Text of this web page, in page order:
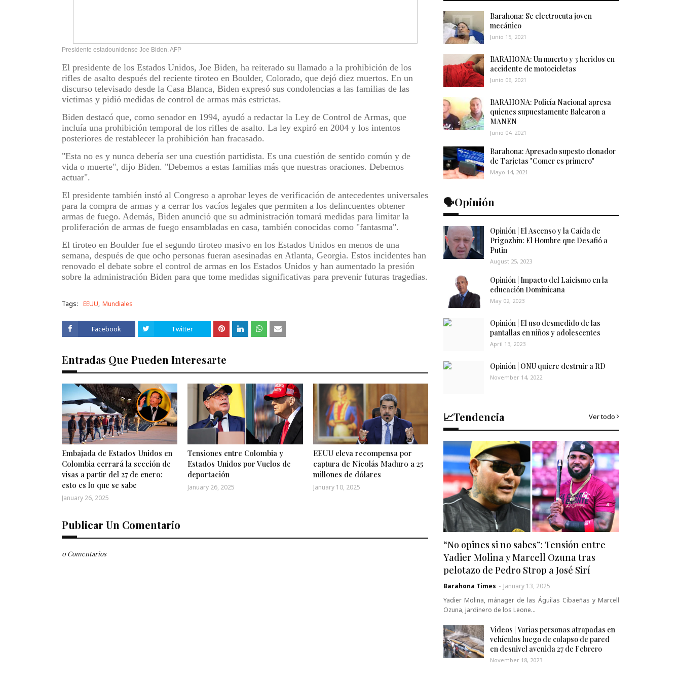
Presidente estadounidense Joe Biden. AFP
El presidente de los Estados Unidos, Joe Biden, ha reiterado su llamado a la prohibición de los
rifles de asalto después del reciente tiroteo en Boulder, Colorado, que dejó diez muertos. En un
discurso televisado desde la Casa Blanca, Biden expresó sus condolencias a las familias de las
víctimas y pidió medidas de control de armas más estrictas.
Biden destacó que, como senador en 1994, ayudó a redactar la Ley de Control de Armas, que
incluía una prohibición temporal de los rifles de asalto. La ley expiró en 2004 y los intentos
posteriores de restablecer la prohibición han fracasado.
"Esta no es y nunca debería ser una cuestión partidista. Es una cuestión de sentido común y de
vida o muerte", dijo Biden. "Debemos a estas familias más que nuestras oraciones. Debemos
actuar".
El presidente también instó al Congreso a aprobar leyes de verificación de antecedentes universales
para la compra de armas y a cerrar los vacíos legales que permiten a los delincuentes obtener
armas de fuego. Además, Biden anunció que su administración tomará medidas para limitar la
proliferación de armas de fuego ensambladas en casa, también conocidas como "fantasma".
El tiroteo en Boulder fue el segundo tiroteo masivo en los Estados Unidos en menos de una
semana, después de que ocho personas fueran asesinadas en Atlanta, Georgia. Estos incidentes han
renovado el debate sobre el control de armas en los Estados Unidos y han aumentado la presión
sobre la administración Biden para que tome medidas significativas para prevenir futuras tragedias.
Tags: EEUU Mundiales
Facebook Twitter
Entradas Que Pueden Interesarte
Embajada de Estados Unidos en
Colombia cerrará la sección de
visas a partir del 27 de enero:
esto es lo que se sabe
January 26, 2025
Tensiones entre Colombia y
Estados Unidos por Vuelos de
deportación
January 26, 2025
EEUU eleva recompensa por
captura de Nicolás Maduro a 25
millones de dólares
January 10, 2025
Publicar Un Comentario
0 Comentarios
Barahona: Se electrocuta joven
mecánico
Junio 15, 2021
BARAHONA: Un muerto y 3 heridos en
accidente de motocicletas
Junio 06, 2021
BARAHONA: Policía Nacional apresa
quienes supuestamente Balearon a
MANEN
Junio 04, 2021
Barahona: Apresado supesto clonador
de Tarjetas "Comer es primero"
Mayo 14, 2021
🗣️Opinión
Opinión | El Ascenso y la Caída de
Prigozhin: El Hombre que Desafió a
Putin
August 25, 2023
Opinión | Impacto del Laicismo en la
educación Dominicana
May 02, 2023
Opinión | El uso desmedido de las
pantallas en niños y adolescentes
April 13, 2023
Opinión | ONU quiere destruir a RD
November 14, 2022
📈Tendencia Ver todo
“No opines si no sabes”: Tensión entre
Yadier Molina y Marcell Ozuna tras
pelotazo de Pedro Strop a José Sirí
Barahona Times - January 13, 2025
Yadier Molina, mánager de las Águilas Cibaeñas y Marcell
Ozuna, jardinero de los Leone…
Videos | Varias personas atrapadas en
vehículos luego de colapso de pared
en desnivel avenida 27 de Febrero
November 18, 2023